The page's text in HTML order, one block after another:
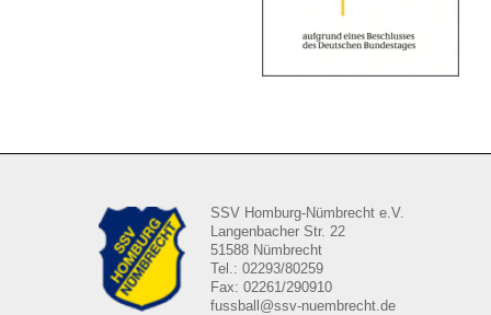
SSV Homburg-Nümbrecht e.V.
Langenbacher Str. 22
51588 Nümbrecht
Tel.: 02293/80259
Fax: 02261/290910
fussball@ssv-nuembrecht.de